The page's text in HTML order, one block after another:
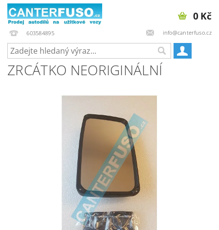
603584895 info@canterfuso.cz
0 Kč
ZRCÁTKO NEORIGINÁLNÍ